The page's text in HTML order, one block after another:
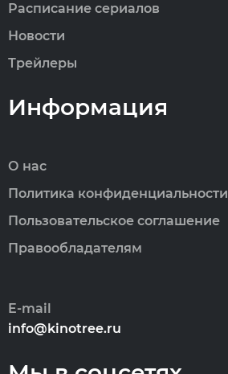
Расписание сериалов
Новости
Трейлеры
Информация
О нас
Политика конфиденциальности
Пользовательское соглашение
Правообладателям
E-mail
info@kinotree.ru